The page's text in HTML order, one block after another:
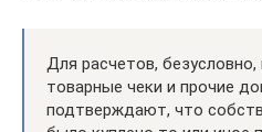
Для расчетов, безусловно,
товарные чеки и прочие
подтверждают, что